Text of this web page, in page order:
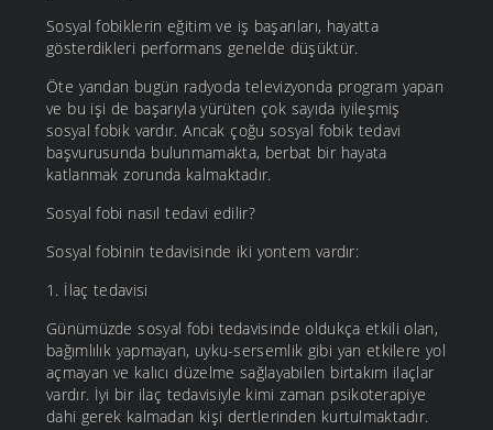
Sosyal fobiklerin eğitim ve iş başarıları, hayatta
gösterdikleri performans genelde düşüktür.
Öte yandan bugün radyoda televizyonda program yapan
ve bu işi de başarıyla yürüten çok sayıda iyileşmiş
sosyal fobik vardır. Ancak çoğu sosyal fobik tedavi
başvurusunda bulunmamakta, berbat bir hayata
katlanmak zorunda kalmaktadır.
Sosyal fobi nasıl tedavi edilir?
Sosyal fobinin tedavisinde iki yontem vardır:
1. İlaç tedavisi
Günümüzde sosyal fobi tedavisinde oldukça etkili olan,
bağımlılık yapmayan, uyku-sersemlik gibi yan etkilere yol
açmayan ve kalıcı düzelme sağlayabilen birtakım ilaçlar
vardır. İyi bir ilaç tedavisiyle kimi zaman psikoterapiye
dahi gerek kalmadan kişi dertlerinden kurtulmaktadır.